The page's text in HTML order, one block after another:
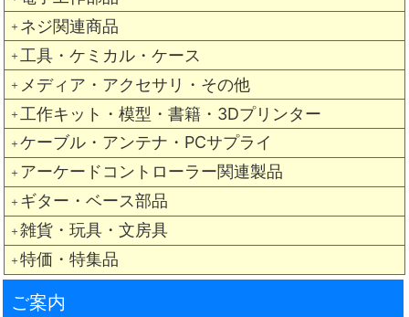
＋ ネジ関連商品
＋ 工具・ケミカル・ケース
＋ メディア・アクセサリ・その他
＋ 工作キット・模型・書籍・3Dプリンター
＋ ケーブル・アンテナ・PCサプライ
＋ アーケードコントローラー関連製品
＋ ギター・ベース部品
＋ 雑貨・玩具・文房具
＋ 特価・特集品
ご案内